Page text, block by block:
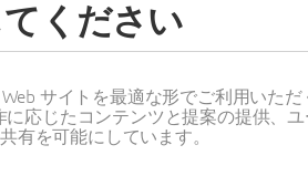
備
に
性
を活用
から着
ください
サイトを最適な形でご利用いた
応じたコンテンツと提案の提供、
有を可能にしています。